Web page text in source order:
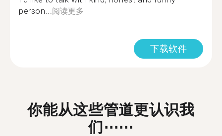
person...阅读更多
下载软件
你能从这些管道更认识我
们⋯⋯